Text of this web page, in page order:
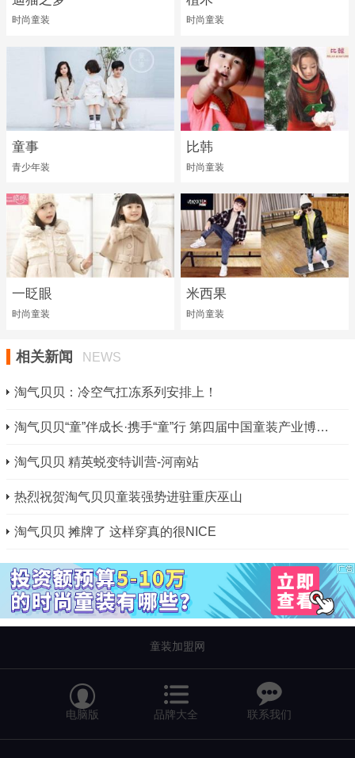
时尚童装 时尚童装
童事
青少年装
比韩
时尚童装
一眨眼
时尚童装
米西果
时尚童装
相关新闻 NEWS
淘气贝贝：冷空气扛冻系列安排上！
淘气贝贝“童”伴成长·携手“童”行 第四届中国童装产业博览会 明星品牌
淘气贝贝 精英蜕变特训营-河南站
热烈祝贺淘气贝贝童装强势进驻重庆巫山
淘气贝贝 摊牌了 这样穿真的很NICE
童装加盟网

电脑版 品牌大全

联系我们